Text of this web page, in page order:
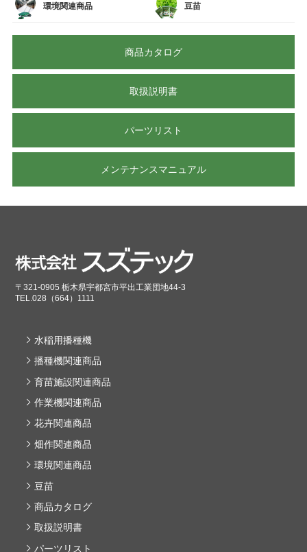
環境関連商品 豆苗
商品カタログ
取扱説明書
パーツリスト
メンテナンスマニュアル
〒321-0905 栃木県宇都宮市平出工業団地44-3
TEL.028（664）1111
水稲用播種機
播種機関連商品
育苗施設関連商品
作業機関連商品
花卉関連商品
畑作関連商品
環境関連商品
豆苗
商品カタログ
取扱説明書
パーツリスト